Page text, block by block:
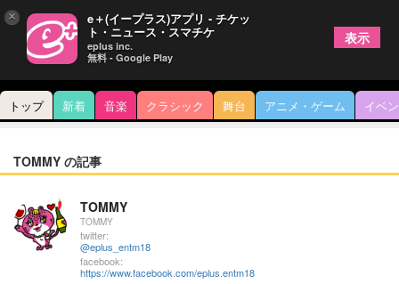
トップ 新着 音楽 クラシック 舞台 アニメ・ゲーム イベ
TOMMY の記事
TOMMY
TOMMY
twitter:
@eplus_entm18
facebook:
https://www.facebook.com/eplus.entm18
× e＋(イープラス)アプリ - チケッ
ト・ニュース・スマチケ
eplus inc.
無料 - Google Play
表示